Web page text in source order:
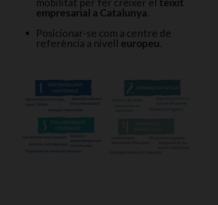
empresarial a Catalunya.
Posicionar-se com a centre de
referència a nivell europeu.